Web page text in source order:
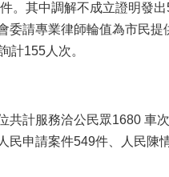
。其中調解不成立證明發
委請專業律師輪值為市民
計155人次。
共計服務洽公民眾1680 車
民申請案件549件、人民陳